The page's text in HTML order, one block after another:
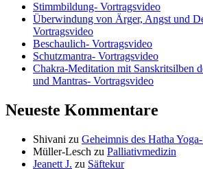
Stimmbildung- Vortragsvideo
Überwindung von Ärger, Angst und
Vortragsvideo
Beschaulich- Vortragsvideo
Schutzmantra- Vortragsvideo
Chakra-Meditation mit Sanskritsilben
und Mantras- Vortragsvideo
Neueste Kommentare
Shivani zu Geheimnis des Hatha
Müller-Lesch zu Palliativmedizin
Jeanett J. zu Säftekur